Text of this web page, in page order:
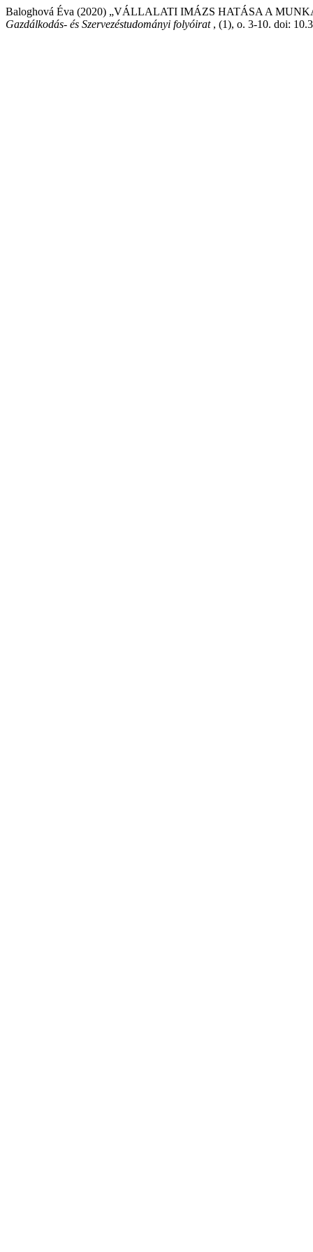
Baloghová Éva (2020) „VÁLLALATI IMÁZS HATÁSA A
Gazdálkodás- és Szervezéstudományi folyóirat , (1), o. 3-10. doi: